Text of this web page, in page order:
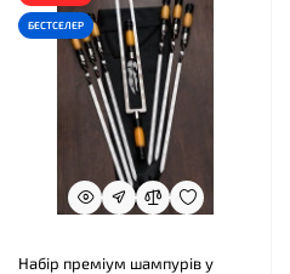
БЕСТСЕЛЕР
Набір преміум шампурів у